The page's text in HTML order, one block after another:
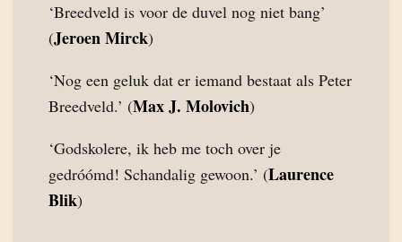
‘Breedveld is voor de duvel nog niet bang’
(Jeroen Mirck)
‘Nog een geluk dat er iemand bestaat als Peter
Breedveld.’ (Max J. Molovich)
‘Godskolere, ik heb me toch over je
gedróómd! Schandalig gewoon.’ (Laurence
Blik)